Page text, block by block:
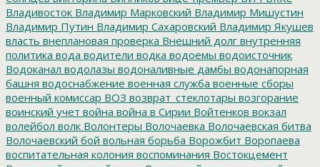
Владивосток Владимир Марковский Владимир Мишустин
Владимир Путин Владимир Сахаровский Владимир Якушев
власть внеплановая проверка Внешний долг внутренняя
политика вода водители водка водоемы водоисточник
Водоканал водолазы водоналивные дамбы водонапорная
башня водоснабжение военная служба военные сборы
военный комиссар ВОЗ возврат_стеклотары возгорание
воинский учет война война в Сирии Войтенков вокзал
волейбол волк Волонтеры Волочаевка Волочаевская битва
Волочаевский бой вольная борьба Ворожбит Воропаева
воспитательная колония воспоминания Востокцемент